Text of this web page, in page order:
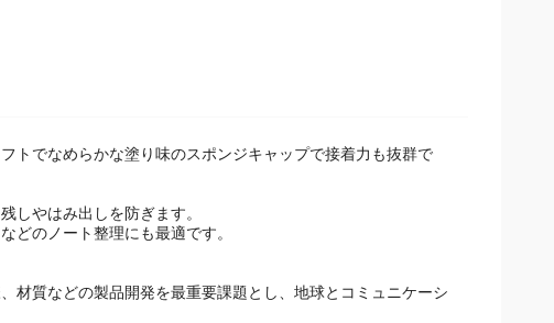
でなめらかな塗り味のスポンジキャップで接着力も抜群で
しやはみ出しを防ぎます。
質などの製品開発を最重要課題とし、地球とコミュニケーシ